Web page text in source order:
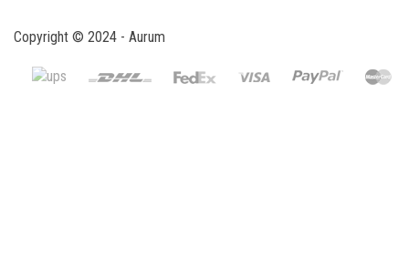
Copyright © 2024 - Aurum